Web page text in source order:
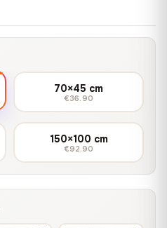
70×45 cm
€36.90
150×100 cm
€92.90